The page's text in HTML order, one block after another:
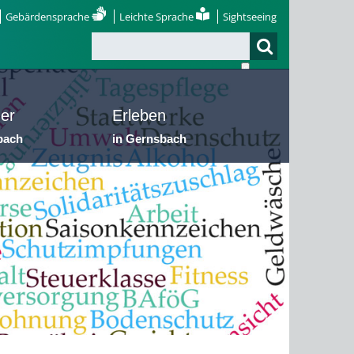
Gebärdensprache Leichte Sprache Sightseeing
Erleben
in Gernsbach